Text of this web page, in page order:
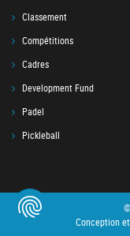
Classement
Compétitions
Cadres
Development Fund
Padel
Pickleball
Conception